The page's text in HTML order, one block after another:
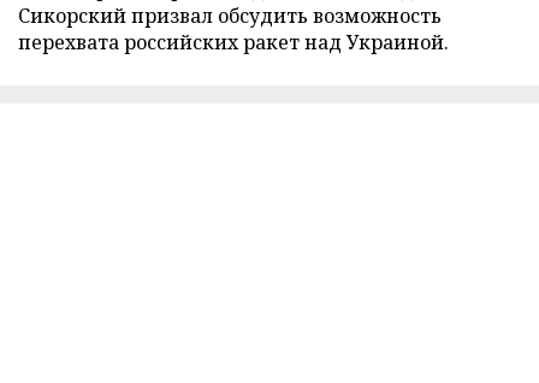
Сикорский призвал обсудить возможность
перехвата российских ракет над Украиной.